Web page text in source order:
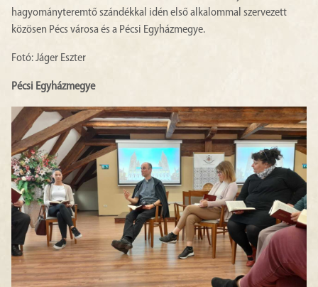
hagyományteremtő szándékkal idén első alkalommal szervezett
közösen Pécs városa és a Pécsi Egyházmegye.
Fotó: Jáger Eszter
Pécsi Egyházmegye